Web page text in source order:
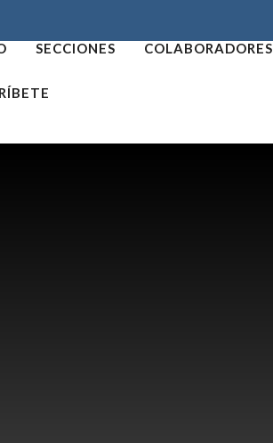
SECCIONES COLABORADORES